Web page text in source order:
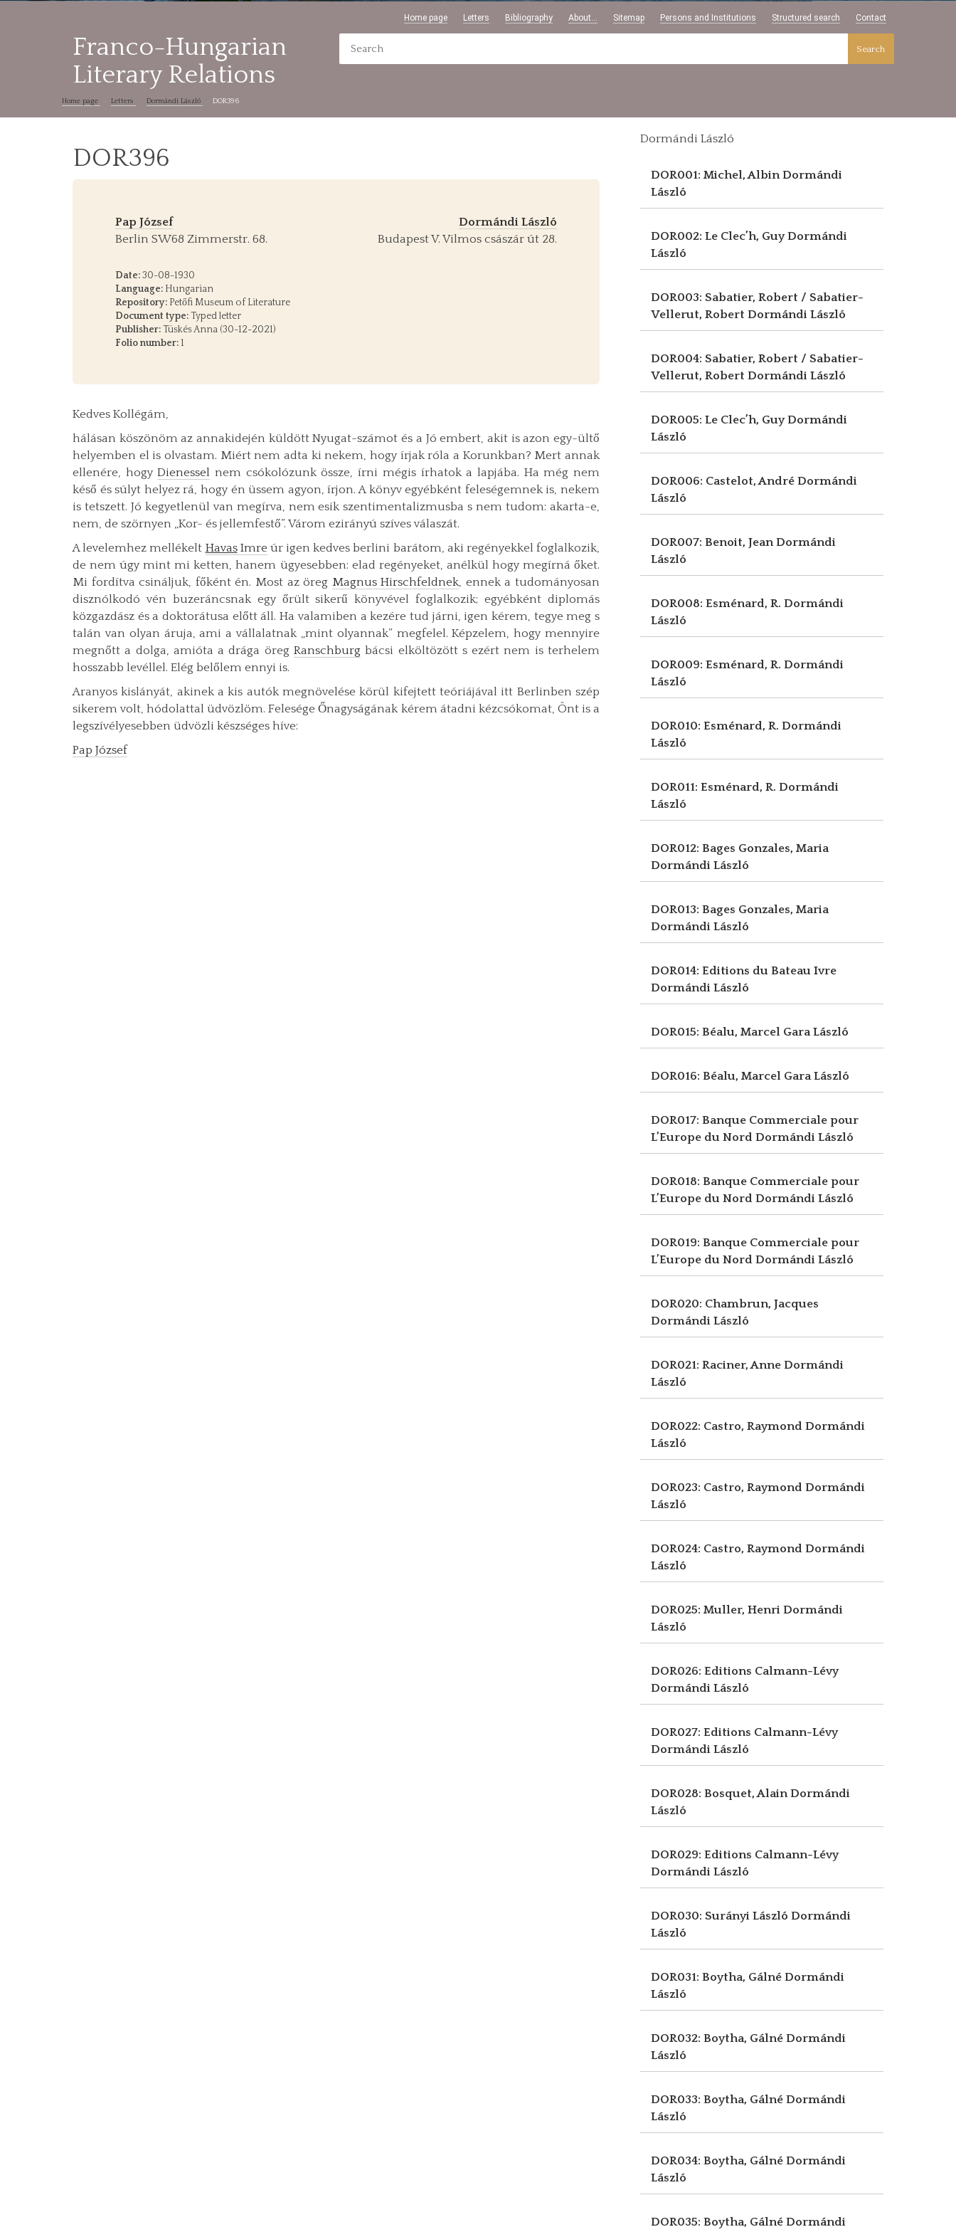
Home page Letters Bibliography About... Sitemap Persons and Institutions Structured search Contact
Franco-Hungarian
Literary Relations
Search
Home page Letters Dormándi László DOR396
DOR396
Pap József
Dormándi László
Berlin SW68 Zimmerstr. 68.
Budapest V. Vilmos császár út 28.
Date:30-08-1930
Language: Hungarian
Repository: Petőfi Museum of Literature
Document type: Typed letter
Publisher: Tüskés Anna (30-12-2021)
Folio number:1
Kedves Kollégám,
hálásan köszönöm az annakidején küldött Nyugat-számot és a Jó embert, akit is azon egy-ültő
helyemben el is olvastam. Miért nem adta ki nekem, hogy írjak róla a Korunkban? Mert annak
ellenére, hogyDienessel nem csókolózunk össze, írni mégis írhatok a lapjába. Ha még nem
késő és súlyt helyez rá, hogy én üssem agyon, írjon. A könyv egyébként feleségemnek is, nekem
is tetszett. Jó kegyetlenül van megírva, nem esik szentimentalizmusba s nem tudom: akarta-e,
nem, de szörnyen „Kor- és jellemfestő”. Várom ezirányú szíves válaszát.
A levelemhez mellékelt HavasImreúr igen kedves berlini barátom, aki regényekkel foglalkozik,
de nem úgy mint mi ketten, hanem ügyesebben: elad regényeket, anélkül hogy megírná őket.
Mi fordítva csináljuk, főként én. Most az öreg Magnus Hirschfeldnek, ennek a tudományosan
disznólkodó vén buzeráncsnak egy őrült sikerű könyvével foglalkozik; egyébként diplomás
közgazdász és a doktorátusa előtt áll. Ha valamiben a kezére tud járni, igen kérem, tegye meg s
talán van olyan áruja, ami a vállalatnak „mint olyannak” megfelel. Képzelem, hogy mennyire
megnőtt a dolga, amióta a drága öreg Ranschburg bácsi elköltözött s ezért nem is terhelem
hosszabb levéllel. Elég belőlem ennyi is.
Aranyos kislányát, akinek a kis autók megnövelése körül kifejtett teóriájával itt Berlinben szép
sikerem volt, hódolattal üdvözlöm. Felesége Őnagyságának kérem átadni kézcsókomat, Önt is a
legszívélyesebben üdvözli készséges híve:
Pap József
Dormándi László
DOR001: Michel, AlbinDormándi
László
DOR002: Le Clec’h, GuyDormándi
László
DOR003: Sabatier, Robert / Sabatier-
Vellerut, Robert Dormándi László
DOR004: Sabatier, Robert / Sabatier-
Vellerut, Robert Dormándi László
DOR005: Le Clec’h, GuyDormándi
László
DOR006: Castelot, André Dormándi
László
DOR007: Benoit, JeanDormándi
László
DOR008: Esménard, R. Dormándi
László
DOR009: Esménard, R. Dormándi
László
DOR010: Esménard, R. Dormándi
László
DOR011: Esménard, R. Dormándi
László
DOR012: Bages Gonzales, Maria
Dormándi László
DOR013: Bages Gonzales, Maria
Dormándi László
DOR014: Editions du Bateau Ivre
Dormándi László
DOR015: Béalu, Marcel Gara László
DOR016: Béalu, Marcel Gara László
DOR017: Banque Commerciale pour
L’Europe du Nord Dormándi László
DOR018: Banque Commerciale pour
L’Europe du Nord Dormándi László
DOR019: Banque Commerciale pour
L’Europe du Nord Dormándi László
DOR020: Chambrun, Jacques
Dormándi László
DOR021: Raciner, Anne Dormándi
László
DOR022: Castro, Raymond Dormándi
László
DOR023: Castro, Raymond Dormándi
László
DOR024: Castro, Raymond Dormándi
László
DOR025: Muller, Henri Dormándi
László
DOR026: Editions Calmann-Lévy
Dormándi László
DOR027: Editions Calmann-Lévy
Dormándi László
DOR028: Bosquet, AlainDormándi
László
DOR029: Editions Calmann-Lévy
Dormándi László
DOR030: Surányi László Dormándi
László
DOR031: Boytha, Gálné Dormándi
László
DOR032: Boytha, Gálné Dormándi
László
DOR033: Boytha, Gálné Dormándi
László
DOR034: Boytha, Gálné Dormándi
László
DOR035: Boytha, Gálné Dormándi